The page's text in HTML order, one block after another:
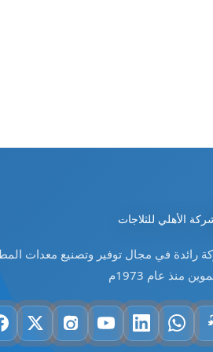
رائدة في مجال توفير وتصنيع معدات
منذ عام 1973م